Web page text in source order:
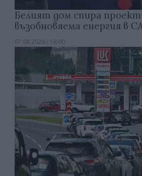
Белият дом спира
възобновяема енергия в
07.08.2026 / 18:00